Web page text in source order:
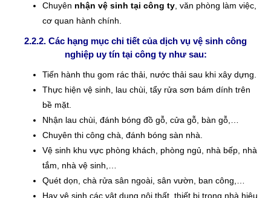
Chuyên nhận vệ sinh tại công ty , văn phòng làm việc,
cơ quan hành chính.
2.2.2. Các hạng mục chi tiết của dịch vụ vệ sinh công
nghiệp uy tín tại công ty như sau:
Tiến hành thu gom rác thải, nước thải sau khi xây dựng.
Thực hiện vệ sinh, lau chùi, tẩy rửa sơn bám dính trên
bề mặt.
Nhận lau chùi, đánh bóng đồ gỗ, cửa gỗ, bàn gỗ,…
Chuyên thi công chà, đánh bóng sàn nhà.
Vệ sinh khu vực phòng khách, phòng ngủ, nhà bếp, nhà
tắm, nhà vệ sinh,…
Quét dọn, chà rửa sân ngoài, sân vườn, ban công,…
Hay vệ sinh các vật dụng nội thất, thiết bị trong nhà hiệu